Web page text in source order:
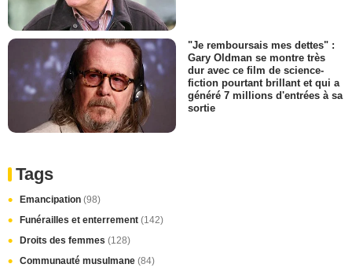
"Je remboursais mes dettes" :
Gary Oldman se montre très
dur avec ce film de science-
fiction pourtant brillant et qui a
généré 7 millions d'entrées à sa
sortie
Tags
Emancipation (98)
Funérailles et enterrement (142)
Droits des femmes (128)
Communauté musulmane (84)